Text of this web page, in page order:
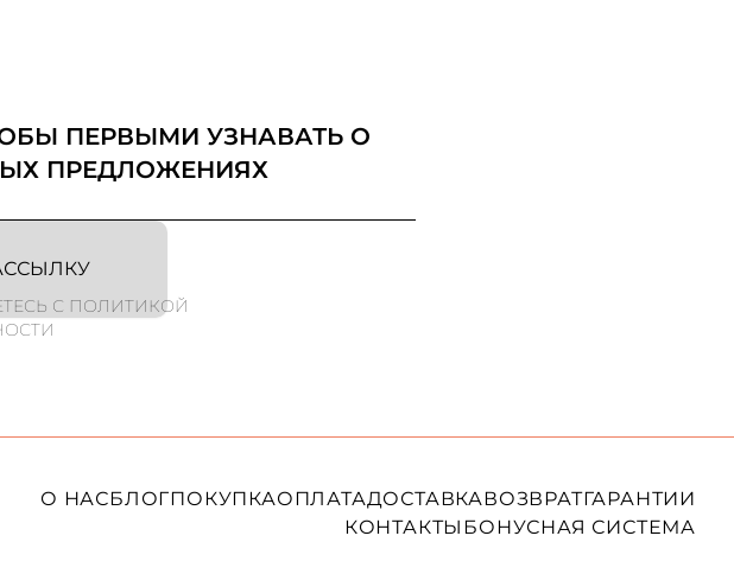
ПЕРВЫМИ УЗНАВАТЬ О
ПРЕДЛОЖЕНИЯХ
С ПОЛИТИКОЙ
О НАСБЛОГПОКУПКАОПЛАТАДОСТАВКАВОЗВРАТГАРАНТИИ
КОНТАКТЫ БОНУСНАЯ СИСТЕМА